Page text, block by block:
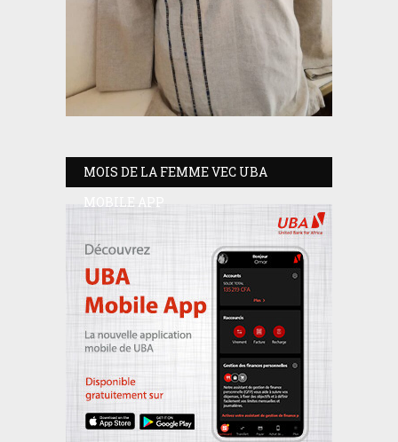
MOIS DE LA FEMME VEC UBA
MOBILE APP